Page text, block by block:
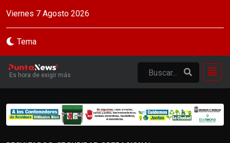
Viernes 7 Agosto 2026
Tema
Es hora de exigir más